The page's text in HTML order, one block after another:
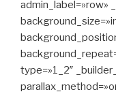
admin_label=»row»
type=»1_2″